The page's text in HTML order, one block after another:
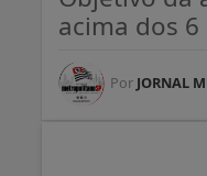
acima dos
Por JORNAL